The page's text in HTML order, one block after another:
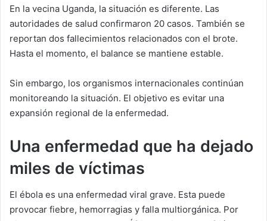
En la vecina Uganda, la situación es diferente. Las
autoridades de salud confirmaron 20 casos. También se
reportan dos fallecimientos relacionados con el brote.
Hasta el momento, el balance se mantiene estable.
Sin embargo, los organismos internacionales continúan
monitoreando la situación. El objetivo es evitar una
expansión regional de la enfermedad.
Una enfermedad que ha dejado
miles de víctimas
El ébola es una enfermedad viral grave. Esta puede
provocar fiebre, hemorragias y falla multiorgánica. Por